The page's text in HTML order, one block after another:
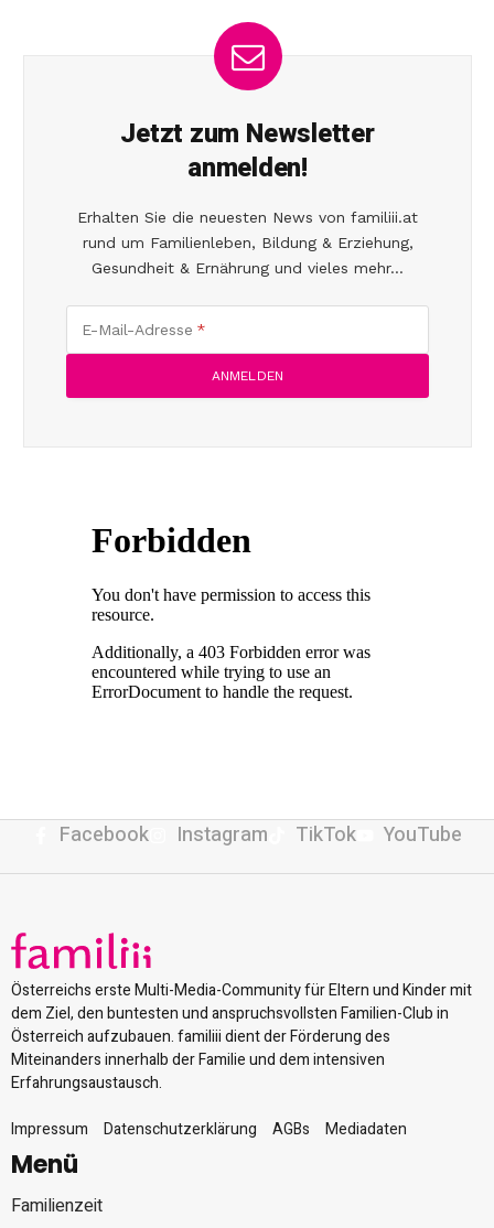
Jetzt zum Newsletter
anmelden!
Erhalten Sie die neuesten News von familiii.at
rund um Familienleben, Bildung & Erziehung,
Gesundheit & Ernährung und vieles mehr...
E-Mail-Adresse
Facebook Instagram TikTok YouTube
Österreichs erste Multi-Media-Community für Eltern und Kinder mit
dem Ziel, den buntesten und anspruchsvollsten Familien-Club in
Österreich aufzubauen. familiii dient der Förderung des
Miteinanders innerhalb der Familie und dem intensiven
Erfahrungsaustausch.
Impressum
Datenschutzerklärung AGBs Mediadaten
Menü
Familienzeit